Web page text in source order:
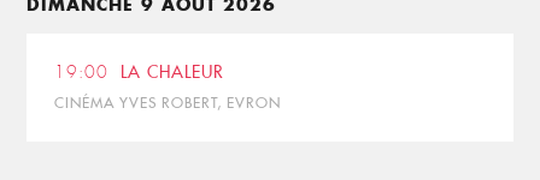
19:00 LA CHALEUR
CINÉMA YVES ROBERT, EVRON